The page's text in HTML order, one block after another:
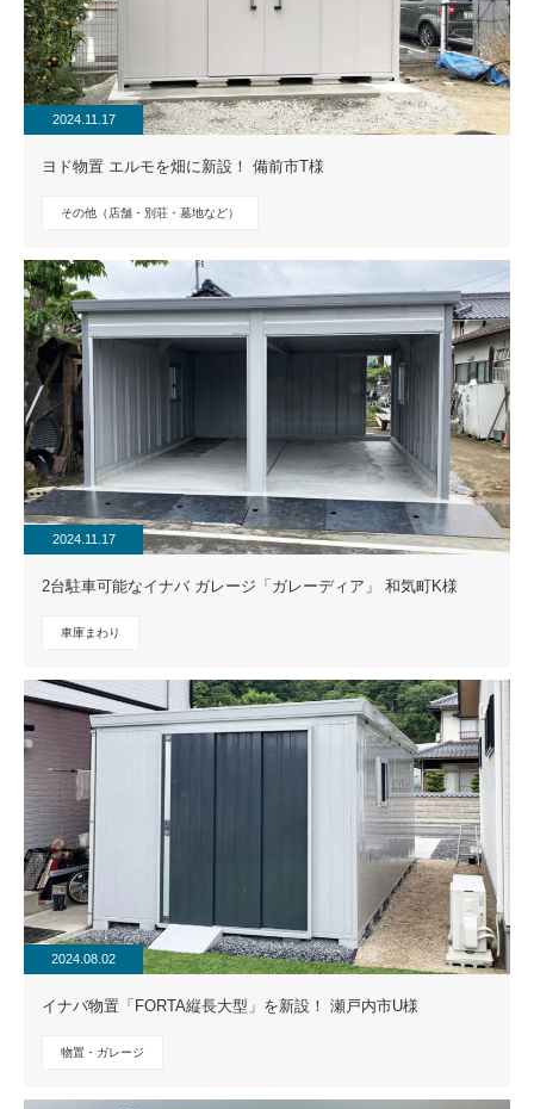
2024.11.17
ヨド物置 エルモを畑に新設！ 備前市T様
その他（店舗・別荘・墓地など）
2024.11.17
2台駐車可能なイナバ ガレージ「ガレーディア」 和気町K様
車庫まわり
2024.08.02
イナバ物置「FORTA縦長大型」を新設！ 瀬戸内市U様
物置・ガレージ